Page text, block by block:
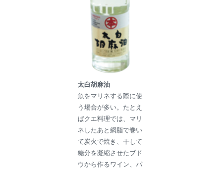
太白胡麻油
魚をマリネする際に使
う場合が多い。たとえ
ばクエ料理では、マリ
ネしたあと網脂で巻い
て炭火で焼き、干して
糖分を凝縮させたブド
ウから作るワイン、パ